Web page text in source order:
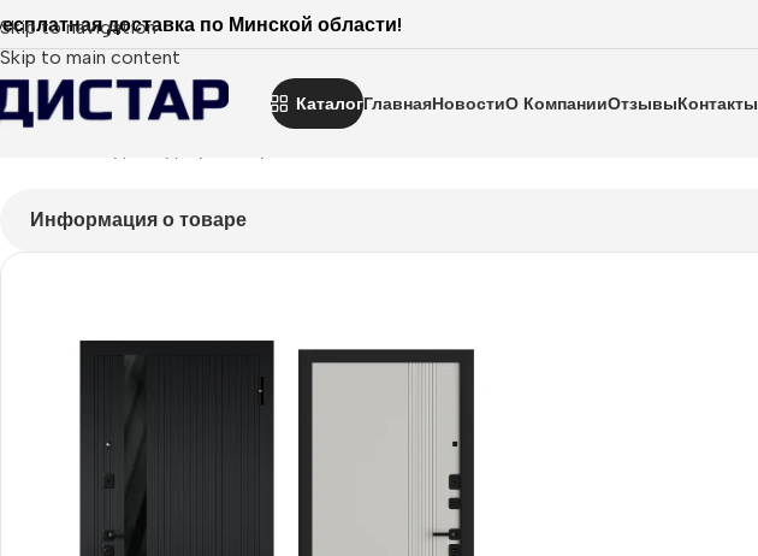
Skip to navigation
Skip to main content
доставка по Минской области!
КаталогГлавнаяНовостиО КомпанииОтзывыКонтакты
Информация о товаре